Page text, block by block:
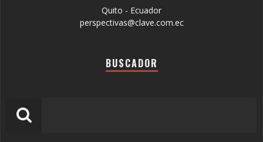
Quito - Ecuador
perspectivas@clave.com.ec
BUSCADOR